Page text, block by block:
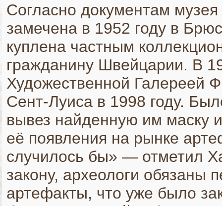
Согласно документам
замечена в 1952 году в
куплена частным
гражданину Швейцарии. В
Художественной Галереей
Сент-Луиса в 1998 году.
вывез найденную им маску
её появления на рынке
случилось бы» — отметил
закону, археологи обязаны
артефакты, что уже было